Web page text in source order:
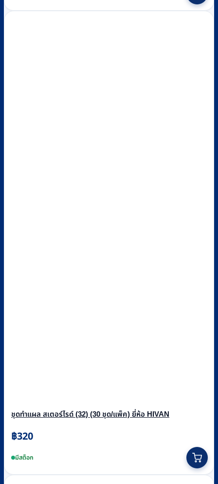
ชุดทำแผล สเตอร์ไรด์ (32) (30 ชุด/แพ็ค) ยี่ห้อ HIVAN
฿320
มีสต็อก